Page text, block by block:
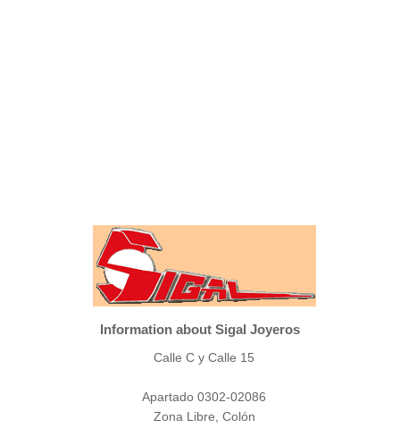
Information about Sigal Joyeros
Calle C y Calle 15
Apartado 0302-02086
Zona Libre, Colón